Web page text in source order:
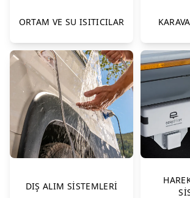
KARAVAN MUTFAK ÜRÜNLERİ
KARAVAN AKSESUARLARI
MOBİLYA BİLEŞENLERİ
ORTAM VE SU ISITICILAR
DIŞ ALIM SİSTEMLERİ